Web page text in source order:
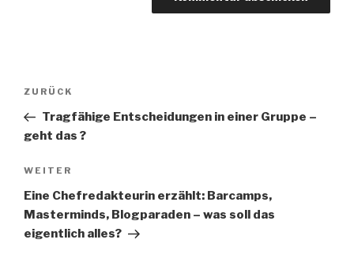
Beitragsnavigation
Vorheriger
Beitrag
ZURÜCK
Tragfähige Entscheidungen in einer Gruppe –
geht das ?
Nächster
Beitrag
WEITER
Eine Chefredakteurin erzählt: Barcamps,
Masterminds, Blogparaden – was soll das
eigentlich alles?